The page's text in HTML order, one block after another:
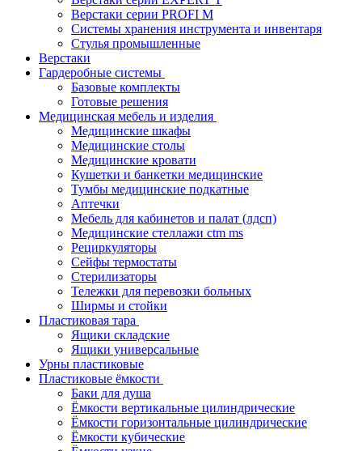
Верстаки серии PROFI M
Системы хранения инструмента и инвентаря
Стулья промышленные
Верстаки
Гардеробные системы
Базовые комплекты
Готовые решения
Медицинская мебель и изделия
Медицинские шкафы
Медицинские столы
Медицинские кровати
Кушетки и банкетки медицинские
Тумбы медицинские подкатные
Аптечки
Мебель для кабинетов и палат (лдсп)
Медицинские стеллажи ctm ms
Рециркуляторы
Сейфы термостаты
Стерилизаторы
Тележки для перевозки больных
Ширмы и стойки
Пластиковая тара
Ящики складские
Ящики универсальные
Урны пластиковые
Пластиковые ёмкости
Баки для душа
Ёмкости вертикальные цилиндрические
Ёмкости горизонтальные цилиндрические
Ёмкости кубические